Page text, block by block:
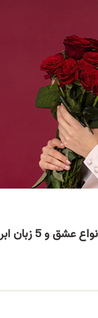
ابراز آن